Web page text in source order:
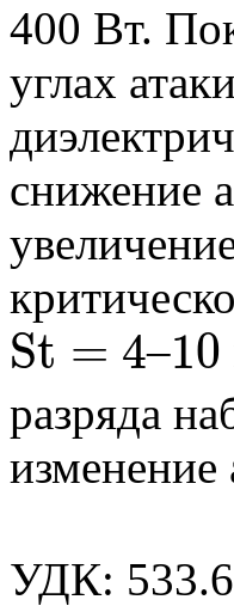
400 Вт.
углах
снижение
St = 4
St= 4 –10
10
разряда
изменение
УДК: